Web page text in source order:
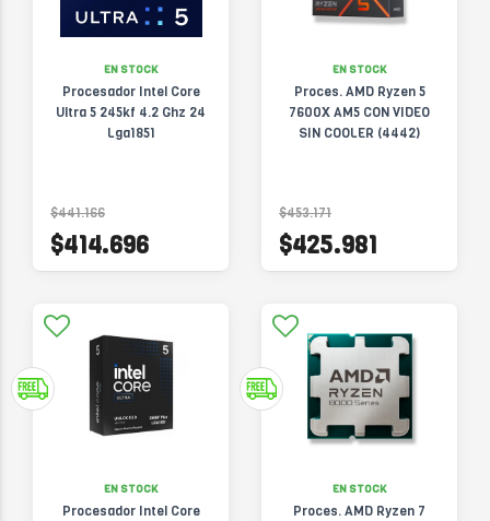
EN STOCK
Procesador Intel Core
Ultra 5 245kf 4.2 Ghz 24
Lga1851
$441.166
$414.696
EN STOCK
Proces. AMD Ryzen 5
7600X AM5 CON VIDEO
SIN COOLER (4442)
$453.171
$425.981
EN STOCK
Procesador Intel Core
EN STOCK
Proces. AMD Ryzen 7